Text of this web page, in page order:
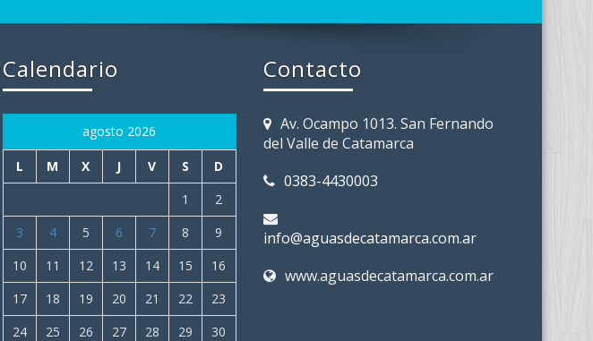
Calendario
agosto 2026
L M X J V S
D
1
2
3
4 5 6 7 8
9
10
11 12 13 14 15
16
17
18 19 20 21 22
23
24
25 26 27 28 29 30
Contacto
Av. Ocampo 1013. San Fernando
del Valle de Catamarca
0383-4430003
info@aguasdecatamarca.com.ar
www.aguasdecatamarca.com.ar